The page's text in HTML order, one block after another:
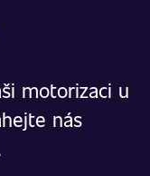
motorizaci u
nás